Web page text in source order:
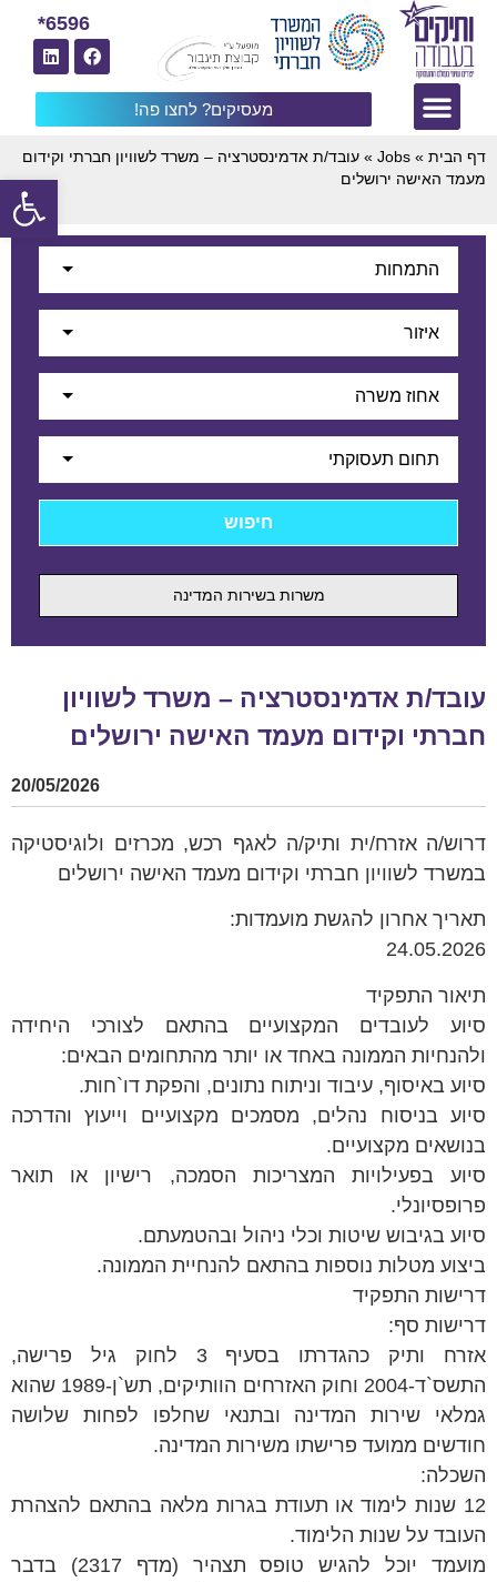
מעסיקים? לחצו פה!
6596*
דף הבית »
Jobs
» עובד/ת אדמינסטרציה – משרד לשוויון חברתי וקידום
מעמד האישה ירושלים
התמחות
איזור
אחוז משרה
תחום תעסוקתי
משרות בשירות המדינה
עובד/ת אדמינסטרציה – משרד לשוויון
חברתי וקידום מעמד האישה ירושלים
20/05/2026
דרוש/ה אזרח/ית ותיק/ה לאגף רכש, מכרזים ולוגיסטיקה
במשרד לשוויון חברתי וקידום מעמד האישה ירושלים
תאריך אחרון להגשת מועמדות:
24.05.2026
תיאור התפקיד
סיוע לעובדים המקצועיים בהתאם לצורכי היחידה
ולהנחיות הממונה באחד או יותר מהתחומים הבאים:
סיוע באיסוף, עיבוד וניתוח נתונים, והפקת דו`חות.
סיוע בניסוח נהלים, מסמכים מקצועיים וייעוץ והדרכה
בנושאים מקצועיים.
סיוע בפעילויות המצריכות הסמכה, רישיון או תואר
פרופסיונלי.
סיוע בגיבוש שיטות וכלי ניהול ובהטמעתם.
ביצוע מטלות נוספות בהתאם להנחיית הממונה.
דרישות התפקיד
דרישות סף:
אזרח ותיק כהגדרתו בסעיף 3 לחוק גיל פרישה,
התשס`ד-2004 וחוק האזרחים הוותיקים, תש`ן-1989 שהוא
גמלאי שירות המדינה ובתנאי שחלפו לפחות שלושה
חודשים ממועד פרישתו משירות המדינה.
השכלה:
12 שנות לימוד או תעודת בגרות מלאה בהתאם להצהרת
העובד על שנות הלימוד.
מועמד יוכל להגיש טופס תצהיר (מדף 2317) בדבר